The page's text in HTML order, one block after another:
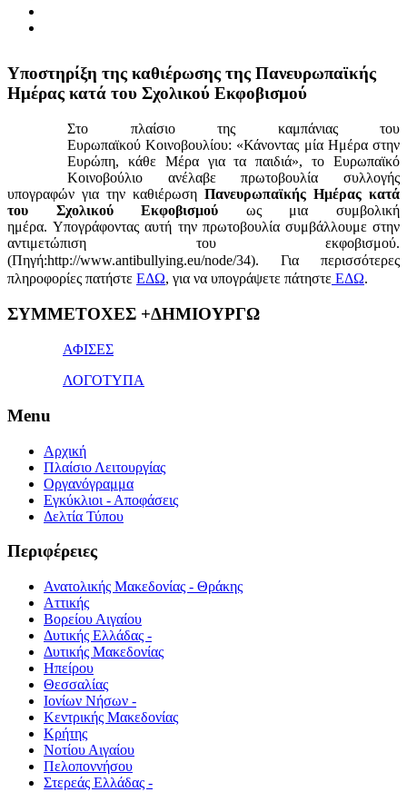
Yποστηρίξη της καθιέρωσης της Πανευρωπαϊκής
Ημέρας κατά του Σχολικού Εκφοβισμού
Στο πλαίσιο της καμπάνιας του
Ευρωπαϊκού Κοινοβουλίου: «Κάνοντας μία Ημέρα στην
Ευρώπη, κάθε Μέρα για τα παιδιά», το Ευρωπαϊκό
Κοινοβούλιο ανέλαβε πρωτοβουλία συλλογής
υπογραφών για την καθιέρωση Πανευρωπαϊκής Ημέρας κατά
του Σχολικού Εκφοβισμού ως μια συμβολική
ημέρα. Υπογράφοντας αυτή την πρωτοβουλία συμβάλλουμε στην
αντιμετώπιση του εκφοβισμού.
(Πηγή:http://www.antibullying.eu/node/34). Για περισσότερες
πληροφορίες πατήστε ΕΔΩ, για να υπογράψετε πάτηστε ΕΔΩ.
1x
ΣΥΜΜΕΤΟΧΕΣ +ΔΗΜΙΟΥΡΓΩ
ΑΦΙΣΕΣ
ΛΟΓΟΤΥΠΑ
Menu
Αρχική
Πλαίσιο Λειτουργίας
Οργανόγραμμα
Εγκύκλιοι - Αποφάσεις
Δελτία Τύπου
Περιφέρειες
Ανατολικής Μακεδονίας - Θράκης
Αττικής
Βορείου Αιγαίου
Δυτικής Ελλάδας -
Δυτικής Μακεδονίας
Ηπείρου
Θεσσαλίας
Ιονίων Νήσων -
Κεντρικής Μακεδονίας
Κρήτης
Νοτίου Αιγαίου
Πελοποννήσου
Στερεάς Ελλάδας -